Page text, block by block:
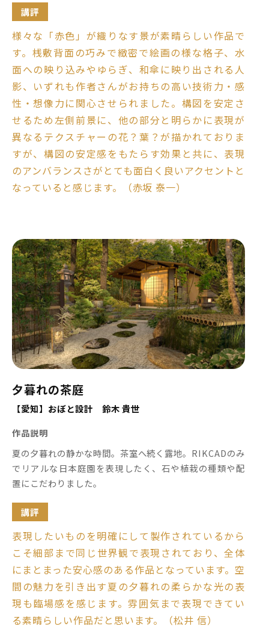
講評
様々な「赤色」が織りなす景が素晴らしい作品で
す。桟敷背面の巧みで緻密で絵画の様な格子、水
面への映り込みやゆらぎ、和傘に映り出される人
影、いずれも作者さんがお持ちの高い技術力・感
性・想像力に関心させられました。構図を安定さ
せるため左側前景に、他の部分と明らかに表現が
異なるテクスチャーの花？葉？が描かれておりま
すが、構図の安定感をもたらす効果と共に、表現
のアンバランスさがとても面白く良いアクセントと
なっていると感じます。（赤坂 泰一）
夕暮れの茶庭
【愛知】おぼと設計 鈴木 貴世
作品説明
夏の夕暮れの静かな時間。茶室へ続く露地。RIKCADのみ
でリアルな日本庭園を表現したく、石や植栽の種類や配
置にこだわりました。
講評
表現したいものを明確にして製作されているから
こそ細部まで同じ世界観で表現されており、全体
にまとまった安心感のある作品となっています。空
間の魅力を引き出す夏の夕暮れの柔らかな光の表
現も臨場感を感じます。雰囲気まで表現できてい
る素晴らしい作品だと思います。（松井 信）